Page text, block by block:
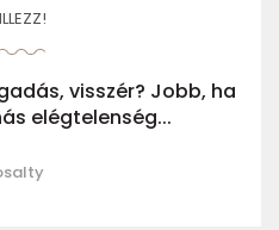
visszér? Jobb, ha
elégtelenség...